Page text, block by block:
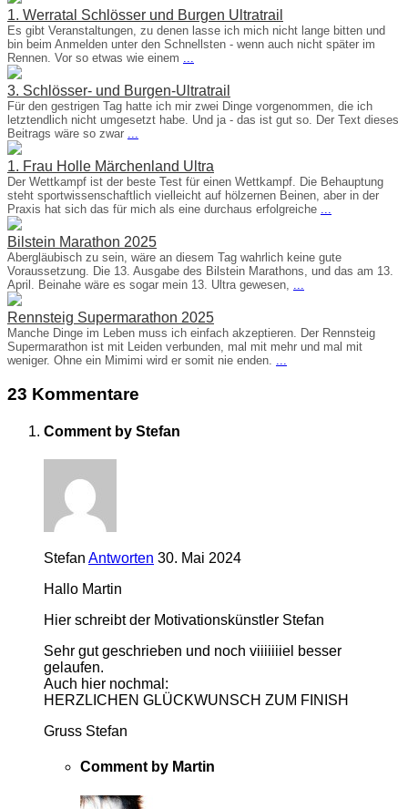
1. Werratal Schlösser und Burgen Ultratrail
Es gibt Veranstaltungen, zu denen lasse ich mich nicht lange bitten und
bin beim Anmelden unter den Schnellsten - wenn auch nicht später im
Rennen. Vor so etwas wie einem
3. Schlösser- und Burgen-Ultratrail
Für den gestrigen Tag hatte ich mir zwei Dinge vorgenommen, die ich
letztendlich nicht umgesetzt habe. Und ja - das ist gut so. Der Text dieses
Beitrags wäre so zwar
1. Frau Holle Märchenland Ultra
Der Wettkampf ist der beste Test für einen Wettkampf. Die Behauptung
steht sportwissenschaftlich vielleicht auf hölzernen Beinen, aber in der
Praxis hat sich das für mich als eine durchaus erfolgreiche
Bilstein Marathon 2025
Abergläubisch zu sein, wäre an diesem Tag wahrlich keine gute
Voraussetzung. Die 13. Ausgabe des Bilstein Marathons, und das am 13.
April. Beinahe wäre es sogar mein 13. Ultra gewesen,
Rennsteig Supermarathon 2025
Manche Dinge im Leben muss ich einfach akzeptieren. Der Rennsteig
Supermarathon ist mit Leiden verbunden, mal mit mehr und mal mit
weniger. Ohne ein Mimimi wird er somit nie enden.
23 Kommentare
Comment by Stefan
Stefan Antworten 30. Mai 2024
Hallo Martin
Hier schreibt der Motivationskünstler Stefan
Sehr gut geschrieben und noch viiiiiiiel besser
gelaufen.
Auch hier nochmal:
HERZLICHEN GLÜCKWUNSCH ZUM FINISH
Gruss Stefan
Comment by Martin